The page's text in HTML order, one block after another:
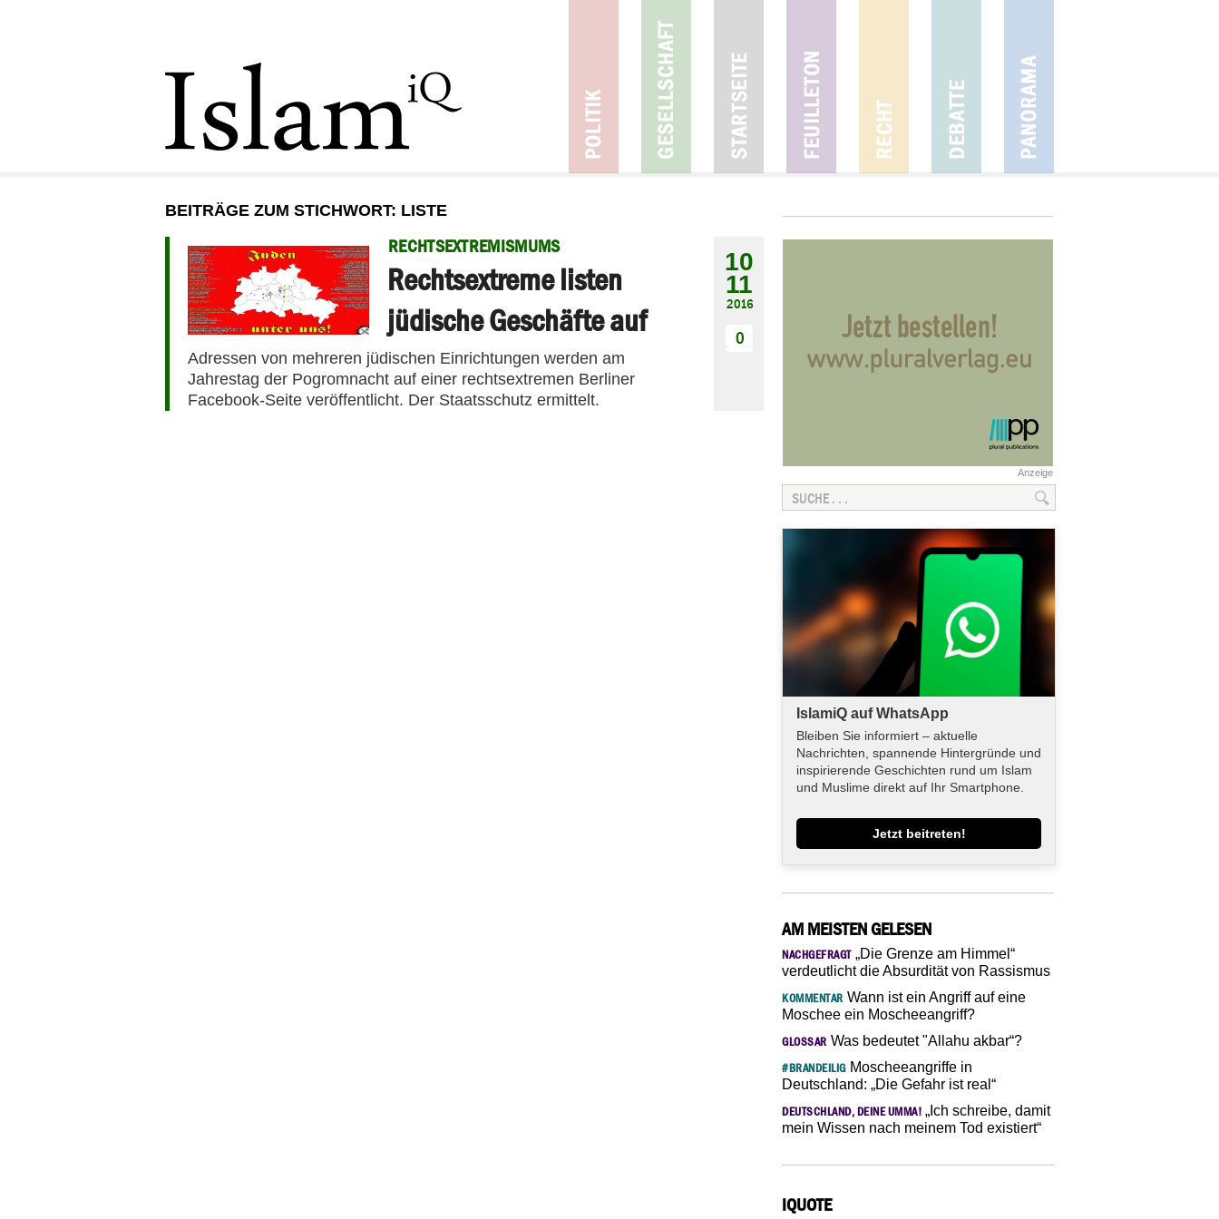
BEITRÄGE ZUM STICHWORT: LISTE
RECHTSEXTREMISMUMS
Rechtsextreme listen
jüdische Geschäfte auf
Adressen von mehreren jüdischen Einrichtungen werden am
Jahrestag der Pogromnacht auf einer rechtsextremen Berliner
Facebook-Seite veröffentlicht. Der Staatsschutz ermittelt.
10
11
2016
0
Anzeige
IslamiQ auf WhatsApp
Bleiben Sie informiert – aktuelle
Nachrichten, spannende Hintergründe und
inspirierende Geschichten rund um Islam
und Muslime direkt auf Ihr Smartphone.
Jetzt beitreten!
AM MEISTEN GELESEN
NACHGEFRAGT„Die Grenze am Himmel“
verdeutlicht die Absurdität von Rassismus
KOMMENTAR Wann ist ein Angriff auf eine
Moschee ein Moscheeangriff?
GLOSSAR Was bedeutet "Allahu akbar“?
#BRANDEILIGMoscheeangriffe in
Deutschland: „Die Gefahr ist real“
DEUTSCHLAND, DEINE UMMA! „Ich schreibe, damit
mein Wissen nach meinem Tod existiert“
IQUOTE